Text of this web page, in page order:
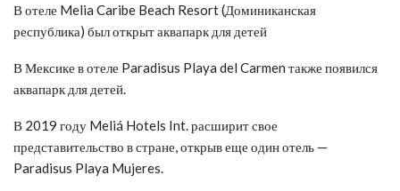
В отеле Melia Caribe Beach Resort (Доминиканская
республика) был открыт аквапарк для детей
В Мексике в отеле Paradisus Playa del Carmen также появился
аквапарк для детей.
В 2019 году Meliá Hotels Int. расширит свое
представительство в стране, открыв еще один отель —
Paradisus Playa Mujeres.